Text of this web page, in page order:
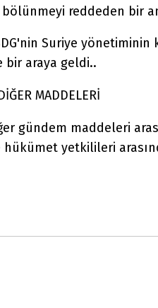
reddeden bir
Suriye
bir araya geldi..
MADDELERİ
gündem maddeleri
yetkilileri